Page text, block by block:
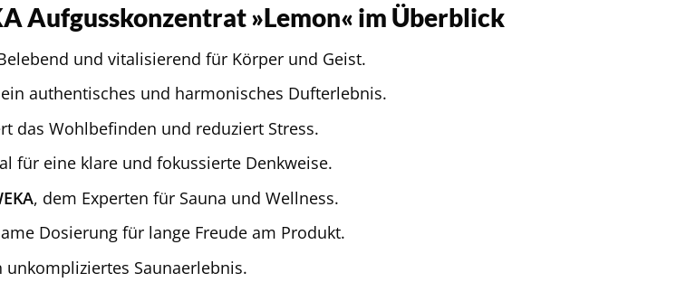
Aufgusskonzentrat »Lemon« im Überblick
und vitalisierend für Körper und Geist.
authentisches und harmonisches Dufterlebnis.
das Wohlbefinden und reduziert Stress.
für eine klare und fokussierte Denkweise.
, dem Experten für Sauna und Wellness.
Dosierung für lange Freude am Produkt.
unkompliziertes Saunaerlebnis.